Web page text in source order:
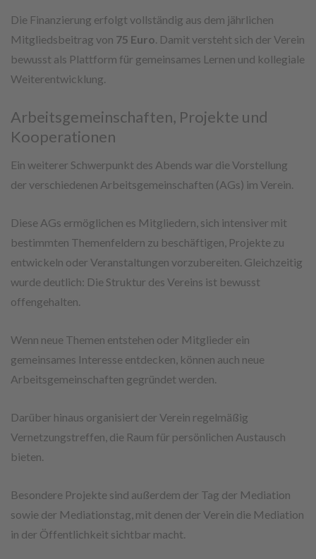
Die Finanzierung erfolgt vollständig aus dem jährlichen
Mitgliedsbeitrag von 75 Euro . Damit versteht sich der Verein
bewusst als Plattform für gemeinsames Lernen und kollegiale
Weiterentwicklung.
Arbeitsgemeinschaften, Projekte und
Kooperationen
Ein weiterer Schwerpunkt des Abends war die Vorstellung
der verschiedenen Arbeitsgemeinschaften (AGs) im Verein.
Diese AGs ermöglichen es Mitgliedern, sich intensiver mit
bestimmten Themenfeldern zu beschäftigen, Projekte zu
entwickeln oder Veranstaltungen vorzubereiten. Gleichzeitig
wurde deutlich: Die Struktur des Vereins ist bewusst
offengehalten.
Wenn neue Themen entstehen oder Mitglieder ein
gemeinsames Interesse entdecken, können auch neue
Arbeitsgemeinschaften gegründet werden.
Darüber hinaus organisiert der Verein regelmäßig
Vernetzungstreffen, die Raum für persönlichen Austausch
bieten.
Besondere Projekte sind außerdem der Tag der Mediation
sowie der Mediationstag, mit denen der Verein die Mediation
in der Öffentlichkeit sichtbar macht.